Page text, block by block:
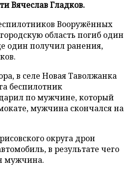
Вячеслав Гладков.
Вооружённых
область погиб один
один получил ранения,
в селе Новая Таволжанка
беспилотник
по мужчине, который
мужчина скончался на
округа дрон
в результате чего
мужчина.